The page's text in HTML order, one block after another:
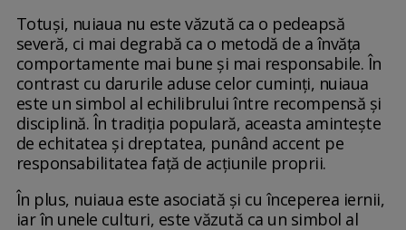
Totuși, nuiaua nu este văzută ca o pedeapsă
severă, ci mai degrabă ca o metodă de a învăța
comportamente mai bune și mai responsabile. În
contrast cu darurile aduse celor cuminți, nuiaua
este un simbol al echilibrului între recompensă și
disciplină. În tradiția populară, aceasta amintește
de echitatea și dreptatea, punând accent pe
responsabilitatea față de acțiunile proprii.
În plus, nuiaua este asociată și cu începerea iernii,
iar în unele culturi, este văzută ca un simbol al